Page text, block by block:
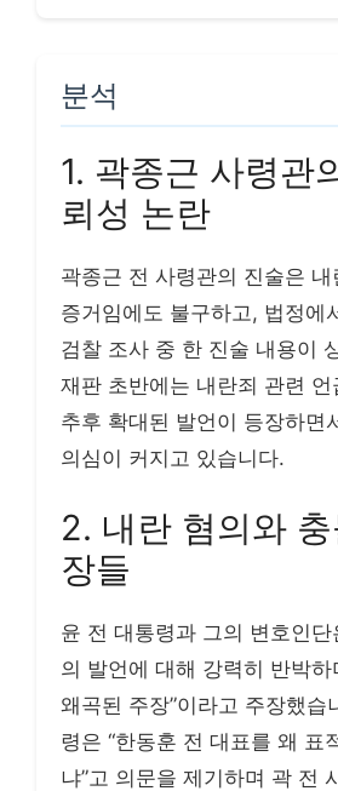
분석
1. 곽종근 사령관
뢰성 논란
곽종근 전 사령관의 진술은
증거임에도 불구하고, 법정에
검찰 조사 중 한 진술 내용이
재판 초반에는 내란죄 관련
추후 확대된 발언이 등장하면
의심이 커지고 있습니다.
2. 내란 혐의와
장들
윤 전 대통령과 그의 변호인
의 발언에 대해 강력히 반박하
왜곡된 주장”이라고 주장했습
령은 “한동훈 전 대표를 왜 표
냐”고 의문을 제기하며 곽 전